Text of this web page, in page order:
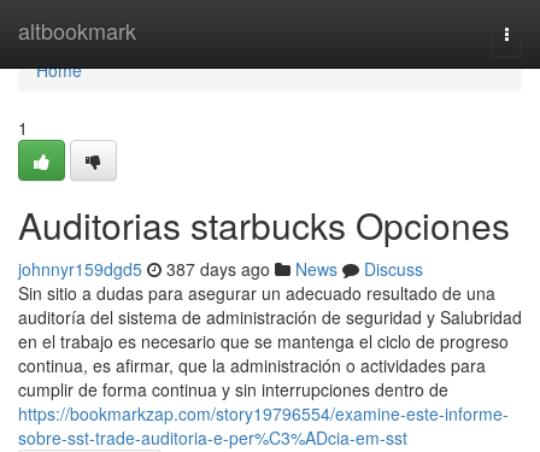
altbookmark
Home
Home
1
Auditorias starbucks Opciones
johnnyr159dgd5 387 days ago News
Discuss
Sin sitio a dudas para asegurar un adecuado resultado de una
auditoría del sistema de administración de seguridad y Salubridad
en el trabajo es necesario que se mantenga el ciclo de progreso
continua, es afirmar, que la administración o actividades para
cumplir de forma continua y sin interrupciones dentro de
https://bookmarkzap.com/story19796554/examine-este-informe-
sobre-sst-trade-auditoria-e-per%C3%ADcia-em-sst